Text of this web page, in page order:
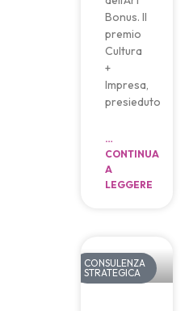
Bonus. Il
premio
Cultura
+
Impresa,
presieduto
…
CONTINUA
A
LEGGERE
CONSULENZA
STRATEGICA